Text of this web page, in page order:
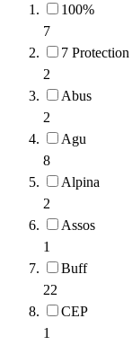
100%
7
7 Protection
2
Abus
2
Agu
8
Alpina
2
Assos
1
Buff
22
CEP
1